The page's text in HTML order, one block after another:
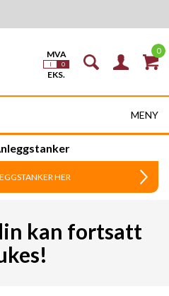
0
MENY
HER
kan fortsatt